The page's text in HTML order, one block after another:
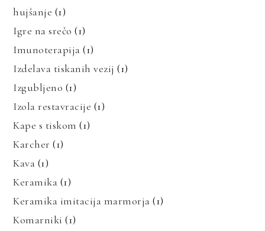
hujšanje (1)
Igre na srečo (1)
Imunoterapija (1)
Izdelava tiskanih vezij (1)
Izgubljeno (1)
Izola restavracije (1)
Kape s tiskom (1)
Karcher (1)
Kava (1)
Keramika (1)
Keramika imitacija marmorja (1)
Komarniki (1)